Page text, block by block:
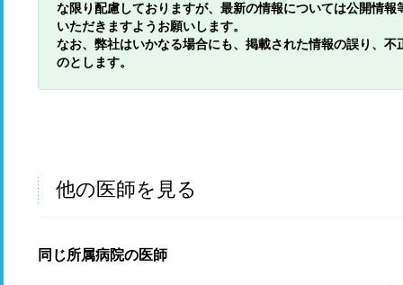
な限り配慮しておりますが、最新の情報については公開情
いただきますようお願いします。
なお、弊社はいかなる場合にも、掲載された情報の誤り、
のとします。
他の医師を見る
同じ所属病院の医師